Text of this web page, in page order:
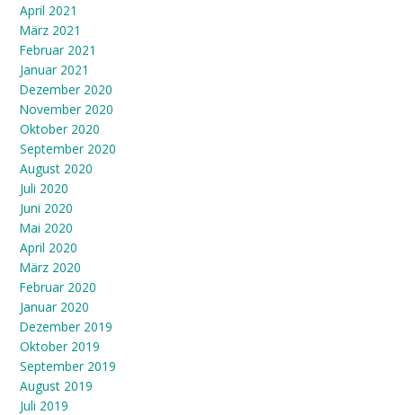
April 2021
März 2021
Februar 2021
Januar 2021
Dezember 2020
November 2020
Oktober 2020
September 2020
August 2020
Juli 2020
Juni 2020
Mai 2020
April 2020
März 2020
Februar 2020
Januar 2020
Dezember 2019
Oktober 2019
September 2019
August 2019
Juli 2019